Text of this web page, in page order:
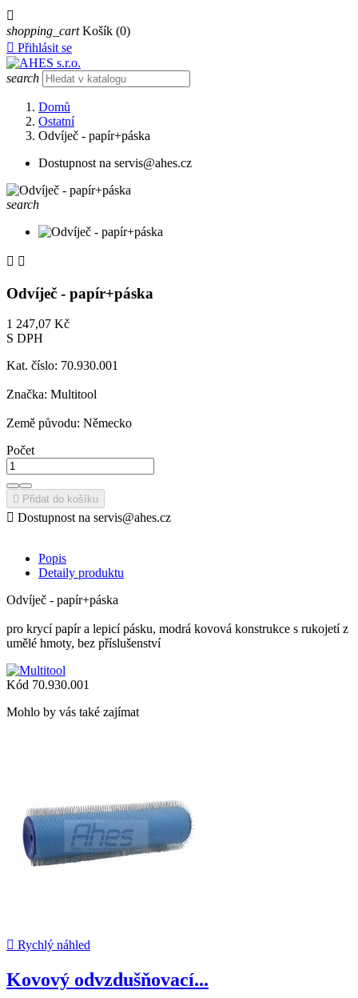

shopping_cart Košík (0)
 Přihlásit se
search
Domů
Ostatní
Odvíječ - papír+páska
Dostupnost na servis@ahes.cz
search
 
Odvíječ - papír+páska
1 247,07 Kč
S DPH
Kat. číslo: 70.930.001
Značka: Multitool
Země původu: Německo
Počet
 Přidat do košíku
 Dostupnost na servis@ahes.cz
Popis
Detaily produktu
Odvíječ - papír+páska
pro krycí papír a lepicí pásku, modrá kovová konstrukce s rukojetí z
umělé hmoty, bez příslušenství
Kód 70.930.001
Mohlo by vás také zajímat
 Rychlý náhled
Kovový odvzdušňovací...